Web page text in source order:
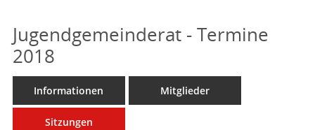
Jugendgemeinderat - Termine
2018
Informationen Mitglieder
Sitzungen